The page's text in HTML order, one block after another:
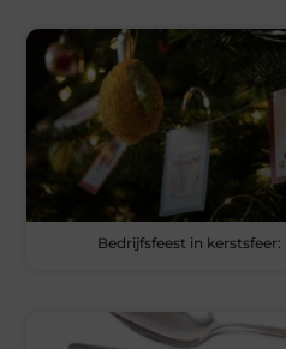
Bedrijfsfeest in